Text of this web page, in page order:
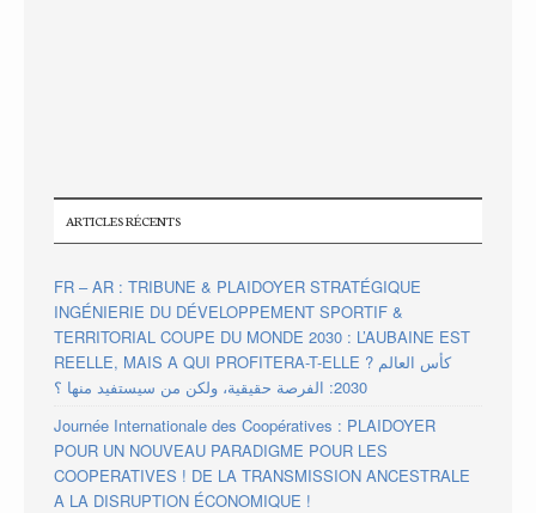
ARTICLES RÉCENTS
FR – AR : TRIBUNE & PLAIDOYER STRATÉGIQUE
INGÉNIERIE DU DÉVELOPPEMENT SPORTIF &
TERRITORIAL COUPE DU MONDE 2030 : L’AUBAINE EST
REELLE, MAIS A QUI PROFITERA-T-ELLE ? كأس العالم
2030: الفرصة حقيقية، ولكن من سيستفيد منها ؟
Journée Internationale des Coopératives : PLAIDOYER
POUR UN NOUVEAU PARADIGME POUR LES
COOPERATIVES ! DE LA TRANSMISSION ANCESTRALE
A LA DISRUPTION ÉCONOMIQUE !